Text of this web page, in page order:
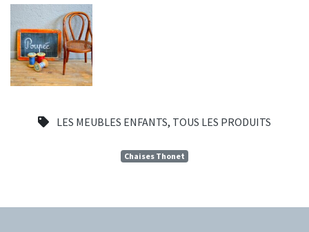
LES MEUBLES ENFANTS, TOUS LES PRODUITS
Chaises Thonet